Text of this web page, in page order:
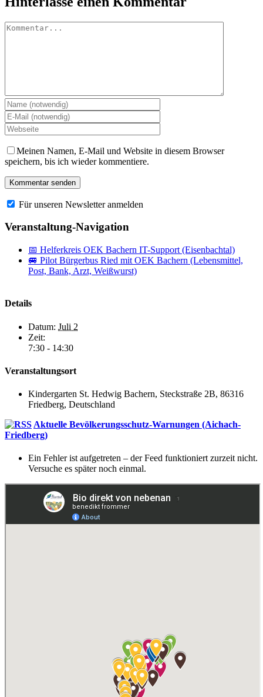
Kommentar
Meinen Namen, E-Mail und Website in diesem Browser
speichern, bis ich wieder kommentiere.
Für unseren Newsletter anmelden
Veranstaltung-Navigation
📅 Helferkreis OEK Bachern IT-Support (Eisenbachtal)
🚐 Pilot Bürgerbus Ried mit OEK Bachern (Lebensmittel,
Post, Bank, Arzt, Weißwurst)
Details
Datum: Juli 2
Zeit:
7:30 - 14:30
Veranstaltungsort
Kindergarten St. Hedwig Bachern, Steckstraße 2B, 86316
Friedberg, Deutschland
Aktuelle Bevölkerungsschutz-Warnungen (Aichach-
Friedberg)
Ein Fehler ist aufgetreten – der Feed funktioniert zurzeit nicht.
Versuche es später noch einmal.